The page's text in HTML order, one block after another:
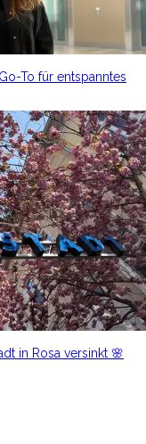
To für entspanntes
in Rosa versinkt 🌸